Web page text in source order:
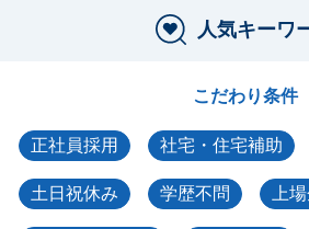
人気キーワ
こだわり条件
正社員採用 社宅・住宅補助
土日祝休み 学歴不問 上